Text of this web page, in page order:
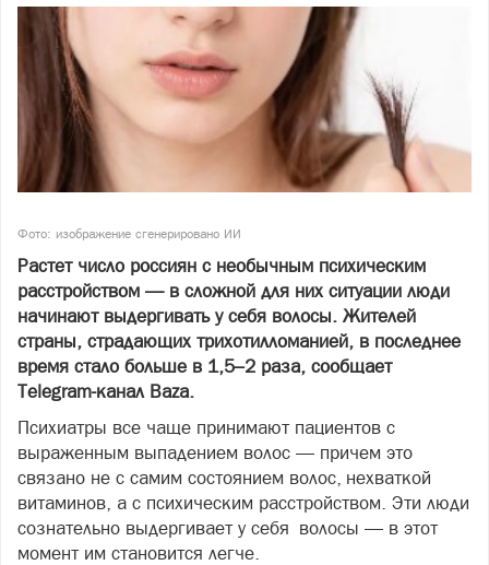
Фото: изображение сгенерировано ИИ
Растет число россиян с необычным психическим
расстройством — в сложной для них ситуации люди
начинают выдергивать у себя волосы. Жителей
страны, страдающих трихотилломанией, в последнее
время стало больше в 1,5–2 раза, сообщает
Telegram-канал Baza.
Психиатры все чаще принимают пациентов с
выраженным выпадением волос — причем это
связано не с самим состоянием волос, нехваткой
витаминов, а с психическим расстройством. Эти люди
сознательно выдергивает у себя волосы — в этот
момент им становится легче.